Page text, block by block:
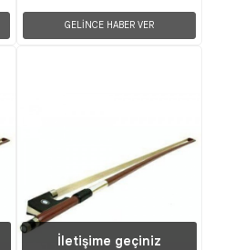
GELİNCE HABER VER
İletişime geçiniz